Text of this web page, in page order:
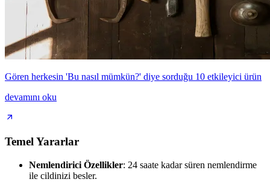
Gören herkesin 'Bu nasıl mümkün?' diye sorduğu 10 etkileyici ürün
devamını oku
Temel Yararlar
Nemlendirici Özellikler: 24 saate kadar süren nemlendirme
ile cildinizi besler.